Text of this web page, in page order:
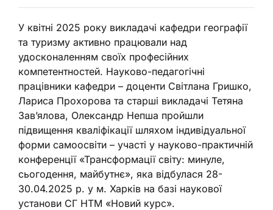
У квітні 2025 року викладачі кафедри географії
та туризму активно працювали над
удосконаленням своїх професійних
компетентностей. Науково-педагогічні
працівники кафедри – доценти Світлана Гришко,
Лариса Прохорова та старші викладачі Тетяна
Зав’ялова, Олександр Непша пройшли
підвищення кваліфікації шляхом індивідуальної
форми самоосвіти – участі у науково-практичній
конференції «Трансформації світу: минуле,
сьогодення, майбутнє», яка відбулася 28-
30.04.2025 р. у м. Харків на базі наукової
установи СГ НТМ «Новий курс».